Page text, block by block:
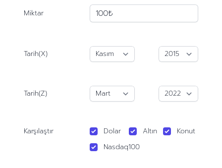
Miktar
Tarih(X)
Tarih(Z)
Karşılaştır Dolar Altın
Konut
Nasdaq100